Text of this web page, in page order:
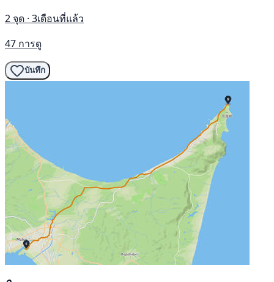
2 จุด · 3เดือนที่แล้ว
47 การดู
บันทึก